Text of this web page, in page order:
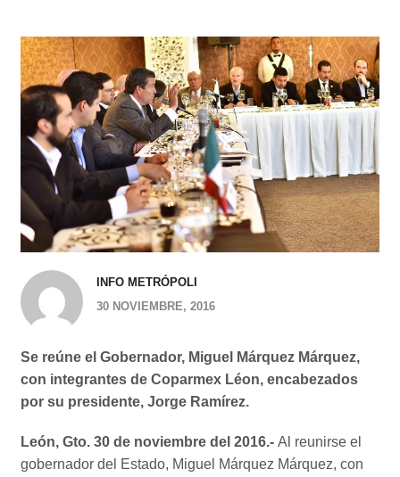
INFO METRÓPOLI
30 NOVIEMBRE, 2016
Se reúne el Gobernador, Miguel Márquez Márquez,
con integrantes de Coparmex Léon, encabezados
por su presidente, Jorge Ramírez.
León, Gto. 30 de noviembre del 2016.- Al reunirse el
gobernador del Estado, Miguel Márquez Márquez, con